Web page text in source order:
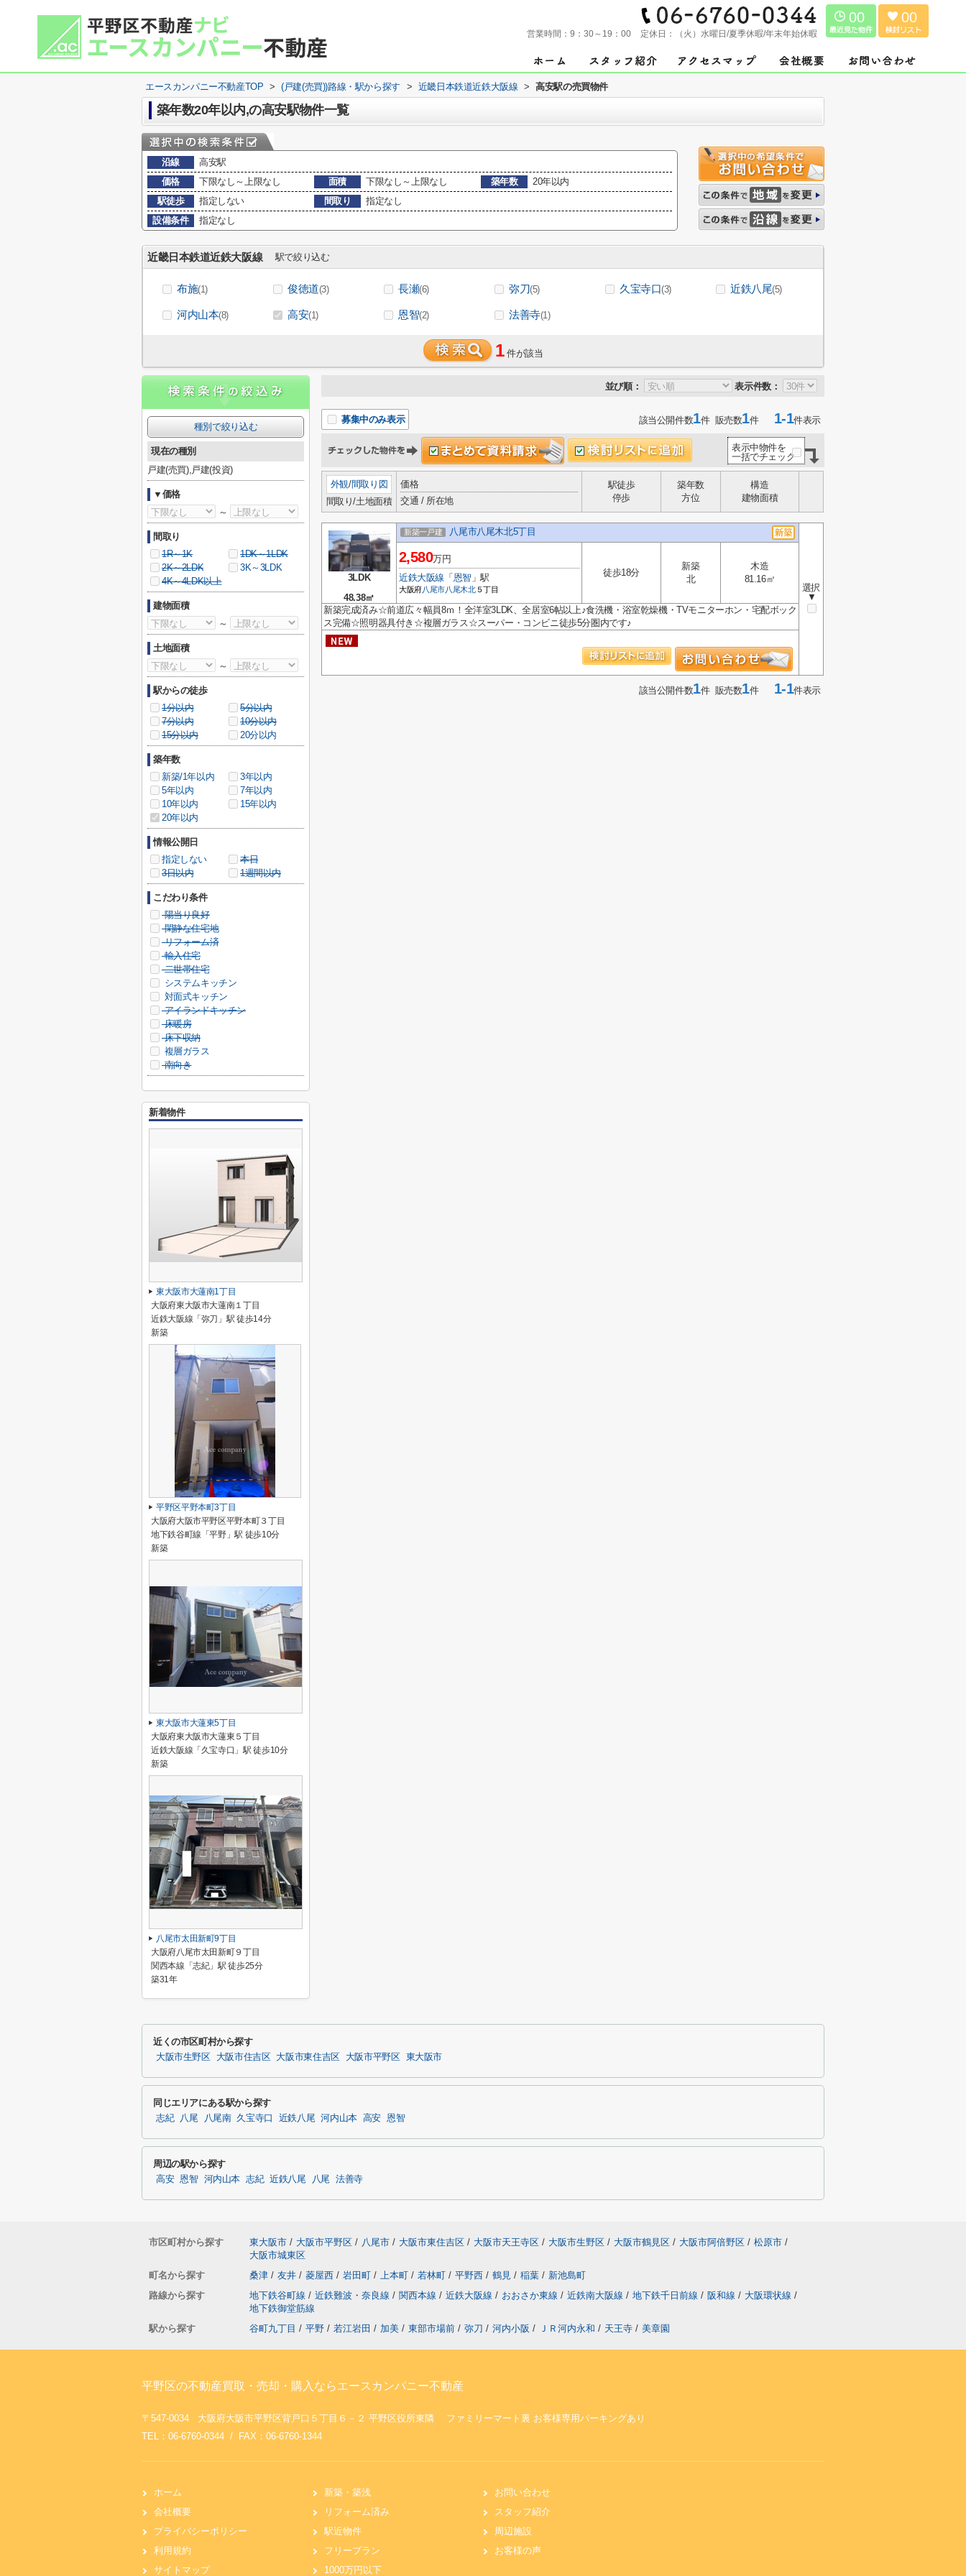
営業時間： 9：30～19：00 定休日： （火）水曜日/夏季休暇/年末年始休暇
00 00
エースカンパニー不動産TOP > (戸建(売買))路線・駅から探す > 近畿日本鉄道近鉄大阪線 > 高安駅の売買物件
築年数20年以内,の高安駅物件一覧
沿線
高安駅
価格
下限なし～上限なし 面積 下限なし～上限なし 築年数
20年以内
駅徒歩
指定しない 間取り
指定なし
設備条件
指定なし
近畿日本鉄道近鉄大阪線 駅で絞り込む
布施(1) 俊徳道(3) 長瀬(6) 弥刀(5) 久宝寺口(3) 近鉄八尾(5)
河内山本(8) 高安(1) 恩智(2) 法善寺(1)
1 件が該当
並び順： 表示件数：
募集中のみ表示 該当公開件数1件 販売数1件1-1件表示
表示中物件を
一括でチェック
外観/間取り図
間取り/土地面積
価格
交通 / 所在地
駅徒歩
停歩
築年数
方位
構造
建物面積
3LDK
48.38㎡
新築一戸建 八尾市八尾木北5丁目
選択
▼
2,580万円
近鉄大阪線 「 恩智」駅
大阪府八尾市八尾木北５丁目
徒歩18分
新築
北
木造
81.16㎡
新築完成済み☆前道広々幅員8ｍ！全洋室3LDK、全居室6帖以上♪食洗機・浴室乾燥機・TVモニターホン・宅配ボック
ス完備☆照明器具付き☆複層ガラス☆スーパー・コンビニ徒歩5分圏内です♪
該当公開件数1件 販売数1件1-1件表示
種別で絞り込む
現在の種別
戸建(売買),戸建(投資)
▼価格
～
間取り
1R～1K
1DK～1LDK
2K～2LDK
3K～3LDK
4K～4LDK以上
建物面積
～
土地面積
～
駅からの徒歩
1分以内
5分以内
7分以内
10分以内
15分以内
20分以内
築年数
新築/1年以内
3年以内
5年以内
7年以内
10年以内
15年以内
20年以内
情報公開日
指定しない
本日
3日以内
1週間以内
こだわり条件
陽当り良好
閑静な住宅地
リフォーム済
輸入住宅
二世帯住宅
システムキッチン
対面式キッチン
アイランドキッチン
床暖房
床下収納
複層ガラス
南向き
新着物件
東大阪市大蓮南1丁目
大阪府東大阪市大蓮南１丁目
近鉄大阪線「弥刀」駅 徒歩14分
新築
平野区平野本町3丁目
大阪府大阪市平野区平野本町３丁目
地下鉄谷町線「平野」駅 徒歩10分
新築
東大阪市大蓮東5丁目
大阪府東大阪市大蓮東５丁目
近鉄大阪線「久宝寺口」駅 徒歩10分
新築
八尾市太田新町9丁目
大阪府八尾市太田新町９丁目
関西本線「志紀」駅 徒歩25分
築31年
近くの市区町村から探す
大阪市生野区 大阪市住吉区 大阪市東住吉区 大阪市平野区 東大阪市
同じエリアにある駅から探す
志紀 八尾 八尾南 久宝寺口 近鉄八尾 河内山本 高安 恩智
周辺の駅から探す
高安 恩智 河内山本 志紀 近鉄八尾 八尾 法善寺
市区町村から探す 東大阪市 / 大阪市平野区 / 八尾市 / 大阪市東住吉区 / 大阪市天王寺区 / 大阪市生野区 / 大阪市鶴見区 / 大阪市阿倍野区 / 松原市 /
大阪市城東区
町名から探す
桑津 / 友井 / 菱屋西 / 岩田町 / 上本町 / 若林町 / 平野西 / 鶴見 / 稲葉 / 新池島町
路線から探す
地下鉄谷町線 / 近鉄難波・奈良線 / 関西本線 / 近鉄大阪線 / おおさか東線 / 近鉄南大阪線 / 地下鉄千日前線 / 阪和線 / 大阪環状線 /
地下鉄御堂筋線
駅から探す
谷町九丁目 / 平野 / 若江岩田 / 加美 / 東部市場前 / 弥刀 / 河内小阪 / ＪＲ河内永和 / 天王寺 / 美章園
平野区の不動産買取・売却・購入ならエースカンパニー不動産
〒547-0034 大阪府大阪市平野区背戸口５丁目６－２ 平野区役所東隣 ファミリーマート裏 お客様専用パーキングあり
TEL：06-6760-0344 / FAX：06-6760-1344
ホーム
会社概要
プライバシーポリシー
利用規約
サイトマップ
新築・築浅
リフォーム済み
駅近物件
フリープラン
1000万円以下
お問い合わせ
スタッフ紹介
周辺施設
お客様の声